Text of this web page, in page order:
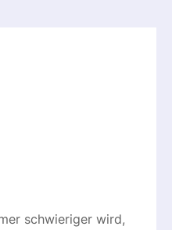
schwieriger wird,